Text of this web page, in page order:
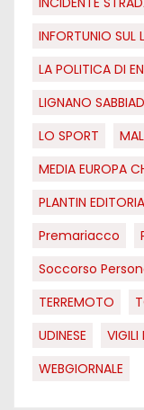
INFORTUNIO SUL
LA POLITICA DI
LIGNANO
LO SPORT
MEDIA EUROPA
PLANTIN
Premariacco
Soccorso
TERREMOTO
UDINESE
VIGILI
WEBGIORNALE